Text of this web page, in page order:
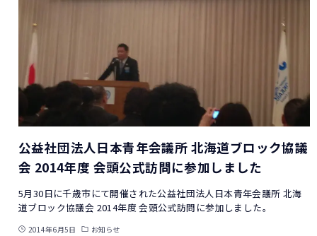
公益社団法人日本青年会議所 北海道ブロック協議
会 2014年度 会頭公式訪問に参加しました
5月30日に千歳市にて開催された公益社団法人日本青年会議所 北海
道ブロック協議会 2014年度 会頭公式訪問に参加しました。
2014年6月5日 お知らせ